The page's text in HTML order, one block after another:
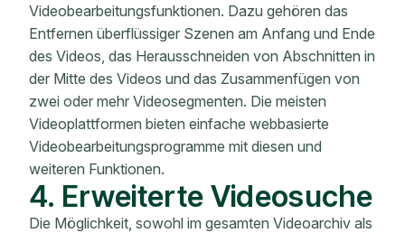
Videobearbeitungsfunktionen. Dazu gehören das
Entfernen überflüssiger Szenen am Anfang und Ende
des Videos, das Herausschneiden von Abschnitten in
der Mitte des Videos und das Zusammenfügen von
zwei oder mehr Videosegmenten. Die meisten
Videoplattformen bieten einfache webbasierte
Videobearbeitungsprogramme mit diesen und
weiteren Funktionen.
4. Erweiterte Videosuche
Die Möglichkeit, sowohl im gesamten Videoarchiv als